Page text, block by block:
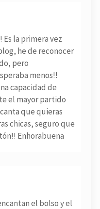
la primera vez
he de reconocer
pero
menos!!
capacidad de
el mayor partido
que quieras
chicas, seguro que
Enhorabuena
el bolso y el